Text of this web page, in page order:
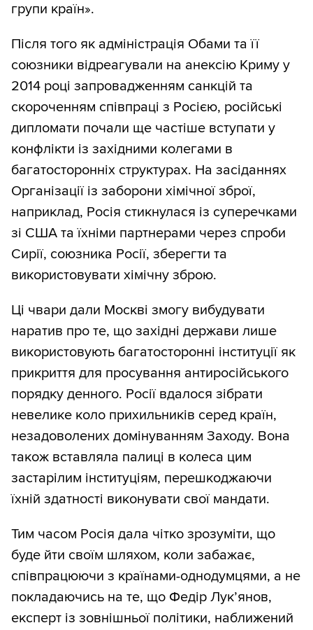
групи країн».
Після того як адміністрація Обами та її
союзники відреагували на анексію Криму у
2014 році запровадженням санкцій та
скороченням співпраці з Росією, російські
дипломати почали ще частіше вступати у
конфлікти із західними колегами в
багатосторонніх структурах. На засіданнях
Організації із заборони хімічної зброї,
наприклад, Росія стикнулася із суперечками
зі США та їхніми партнерами через спроби
Сирії, союзника Росії, зберегти та
використовувати хімічну зброю.
Ці чвари дали Москві змогу вибудувати
наратив про те, що західні держави лише
використовують багатосторонні інституції як
прикриття для просування антиросійського
порядку денного. Росії вдалося зібрати
невелике коло прихильників серед країн,
незадоволених домінуванням Заходу. Вона
також вставляла палиці в колеса цим
застарілим інституціям, перешкоджаючи
їхній здатності виконувати свої мандати.
Тим часом Росія дала чітко зрозуміти, що
буде йти своїм шляхом, коли забажає,
співпрацюючи з країнами-однодумцями, а не
покладаючись на те, що Федір Лук’янов,
експерт із зовнішньої політики, наближений